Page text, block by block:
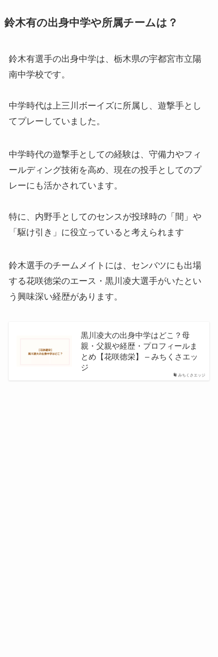
鈴木有の出身中学や所属チームは？
鈴木有選手の出身中学は、栃木県の宇都宮市立陽
南中学校です。
中学時代は上三川ボーイズに所属し、遊撃手とし
てプレーしていました。
中学時代の遊撃手としての経験は、守備力やフィ
ールディング技術を高め、現在の投手としてのプ
レーにも活かされています。
特に、内野手としてのセンスが投球時の「間」や
「駆け引き」に役立っていると考えられます
鈴木選手のチームメイトには、センバツにも出場
する花咲徳栄のエース・黒川凌大選手がいたとい
う興味深い経歴があります。
みちくさエッジ
黒川凌大の出身中学はどこ？母
親・父親や経歴・プロフィールま
とめ【花咲徳栄】 – みちくさエッ
ジ